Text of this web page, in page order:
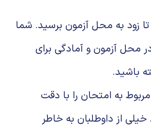
تا زود به محل آزمون برسید. شما
محل آزمون و آمادگی برای
باشید.
به امتحان را با دقت
از داوطلبان به خاطر